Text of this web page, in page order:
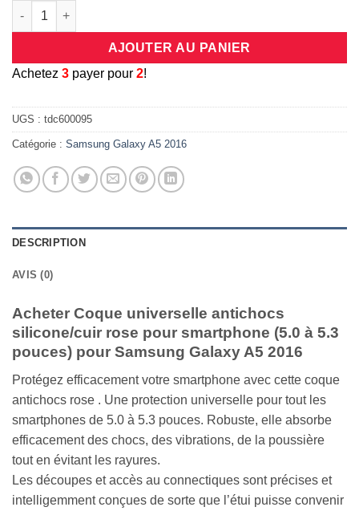
quantité de Coque universelle antichocs silicone/cuir rose
AJOUTER AU PANIER
Achetez 3 payer pour 2!
UGS : tdc600095
Catégorie : Samsung Galaxy A5 2016
DESCRIPTION
AVIS (0)
Acheter Coque universelle antichocs
silicone/cuir rose pour smartphone (5.0 à 5.3
pouces) pour Samsung Galaxy A5 2016
Protégez efficacement votre smartphone avec cette coque
antichocs rose . Une protection universelle pour tout les
smartphones de 5.0 à 5.3 pouces. Robuste, elle absorbe
efficacement des chocs, des vibrations, de la poussière
tout en évitant les rayures.
Les découpes et accès au connectiques sont précises et
intelligemment conçues de sorte que l’étui puisse convenir